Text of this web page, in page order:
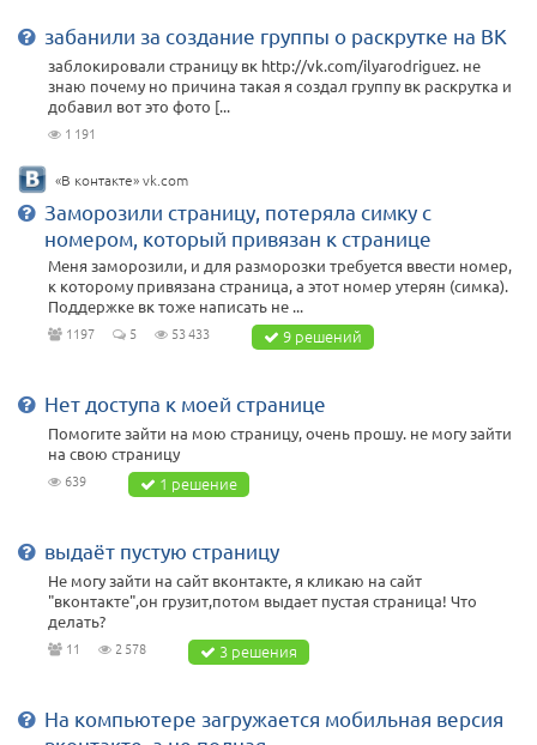
забанили за создание группы о раскрутке на ВК
заблокировали страницу вк http://vk.com/ilyarodriguez. не
знаю почему но причина такая я создал группу вк раскрутка и
добавил вот это фото [...
1 191
«В контакте» vk.com
Заморозили страницу, потеряла симку с
номером, который привязан к странице
Меня заморозили, и для разморозки требуется ввести номер,
к которому привязана страница, а этот номер утерян (симка).
Поддержке вк тоже написать не ...
1197 5 53 433 9 решений
Нет доступа к моей странице
Помогите зайти на мою страницу, очень прошу. не могу зайти
на свою страницу
639 1 решение
выдаёт пустую страницу
Не могу зайти на сайт вконтакте, я кликаю на сайт
"вконтакте",он грузит,потом выдает пустая страница! Что
делать?
11 2 578 3 решения
На компьютере загружается мобильная версия